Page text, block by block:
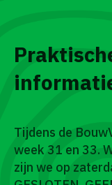
Tijdens de
week 31 en 33.
zijn we op